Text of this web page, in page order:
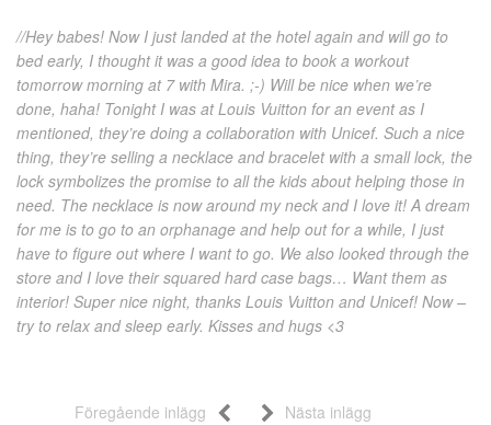
//Hey babes! Now I just landed at the hotel again and will go to
bed early, I thought it was a good idea to book a workout
tomorrow morning at 7 with Mira. ;-) Will be nice when we’re
done, haha! Tonight I was at Louis Vuitton for an event as I
mentioned, they’re doing a collaboration with Unicef. Such a nice
thing, they’re selling a necklace and bracelet with a small lock, the
lock symbolizes the promise to all the kids about helping those in
need. The necklace is now around my neck and I love it! A dream
for me is to go to an orphanage and help out for a while, I just
have to figure out where I want to go. We also looked through the
store and I love their squared hard case bags… Want them as
interior! Super nice night, thanks Louis Vuitton and Unicef! Now –
try to relax and sleep early. Kisses and hugs <3
Föregående inlägg Nästa inlägg